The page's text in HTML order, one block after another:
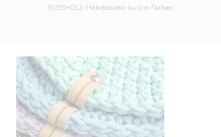
SÜSSHOLZ-Häkelkissen-bunte-Farben